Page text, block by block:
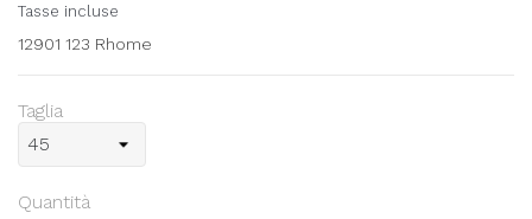
Tasse incluse
12901 123 Rhome
Taglia
Quantità